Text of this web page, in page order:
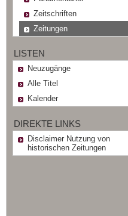
Zeitschriften
Zeitungen
LISTEN
Neuzugänge
Alle Titel
Kalender
DIREKTE LINKS
Disclaimer Nutzung von
historischen Zeitungen